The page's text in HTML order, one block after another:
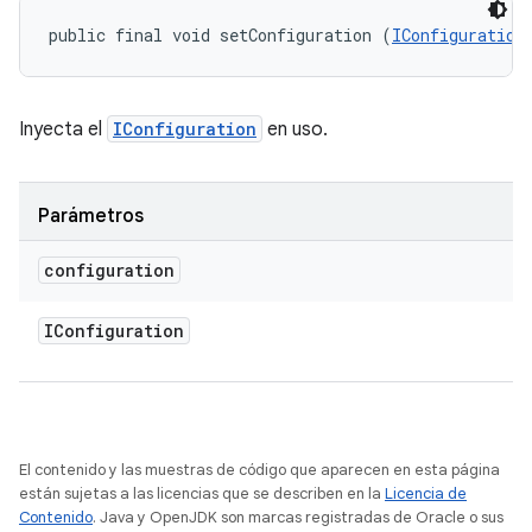
public final void setConfiguration (IConfiguration
Inyecta el IConfiguration en uso.
Parámetros
configuration
IConfiguration
El contenido y las muestras de código que aparecen en esta página
están sujetas a las licencias que se describen en la Licencia de
Contenido. Java y OpenJDK son marcas registradas de Oracle o sus